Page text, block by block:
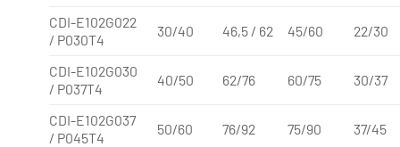
CDI-E102G022
/ P030T4
30/40 46,5 / 62 45/60 22/30
CDI-E102G030
/ P037T4
40/50 62/76 60/75 30/37
CDI-E102G037
/ P045T4
50/60 76/92 75/90 37/45